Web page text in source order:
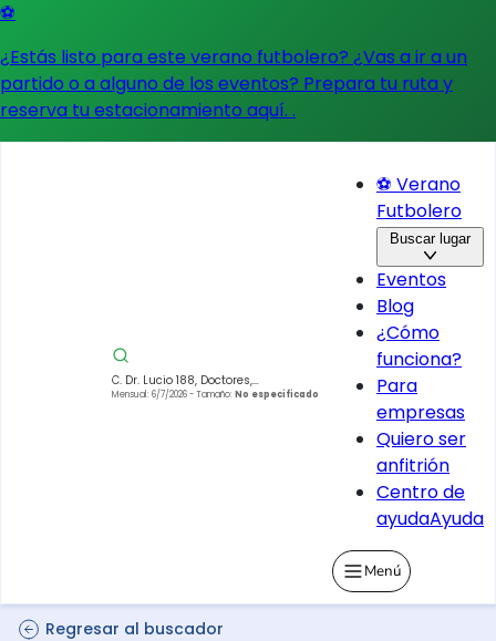
⚽
¿Estás listo para este verano futbolero? ¿Vas a ir a un
partido o a alguno de los eventos? Prepara tu ruta y
reserva tu estacionamiento aquí. .
C. Dr. Lucio 188, Doctores,
Cuauhtémoc, 06720 Ciudad de
Mensual: 6/7/2026- Tamaño: No especificado
⚽ Verano
Futbolero
Buscar lugar
Eventos
Blog
¿Cómo
funciona?
Para
empresas
Quiero ser
anfitrión
Centro de
ayudaAyuda
Menú
Regresar al buscador